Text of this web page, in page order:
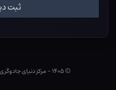
© ۱۴۰۵ - مرکز دنیای جادوگری